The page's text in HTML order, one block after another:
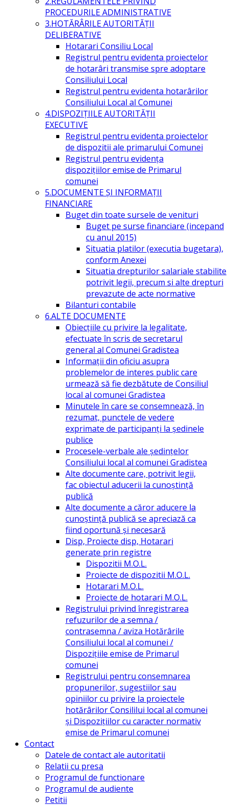
PROCEDURILE ADMINISTRATIVE
3.HOTĂRÂRILE AUTORITĂŢII
DELIBERATIVE
Hotarari Consiliu Local
Registrul pentru evidenta proiectelor
de hotarâri transmise spre adoptare
Consiliului Local
Registrul pentru evidenta hotarârilor
Consiliului Local al Comunei
4.DISPOZIŢIILE AUTORITĂŢII
EXECUTIVE
Registrul pentru evidenta proiectelor
de dispozitii ale primarului Comunei
Registrul pentru evidența
dispozițiilor emise de Primarul
comunei
5.DOCUMENTE ŞI INFORMAŢII
FINANCIARE
Buget din toate sursele de venituri
Buget pe surse financiare (incepand
cu anul 2015)
Situatia platilor (executia bugetara),
conform Anexei
Situatia drepturilor salariale stabilite
potrivit legii, precum si alte drepturi
prevazute de acte normative
Bilanturi contabile
6.ALTE DOCUMENTE
Obiecțiile cu privire la legalitate,
efectuate în scris de secretarul
general al Comunei Gradistea
Informații din oficiu asupra
problemelor de interes public care
urmează să fie dezbătute de Consiliul
local al comunei Gradistea
Minutele în care se consemnează, în
rezumat, punctele de vedere
exprimate de participanți la ședinele
publice
Procesele-verbale ale ședințelor
Consiliului local al comunei Gradistea
Alte documente care, potrivit legii,
fac obiectul aducerii la cunoștință
publică
Alte documente a căror aducere la
cunoștință publică se apreciază ca
fiind oportună și necesară
Disp, Proiecte disp, Hotarari
generate prin registre
Dispozitii M.O.L.
Proiecte de dispozitii M.O.L.
Hotarari M.O.L.
Proiecte de hotarari M.O.L.
Registrului privind înregistrarea
refuzurilor de a semna /
contrasemna / aviza Hotărârile
Consiliului local al comunei /
Dispozițiile emise de Primarul
comunei
Registrului pentru consemnarea
propunerilor, sugestiilor sau
opiniilor cu privire la proiectele
hotărârilor Consililui local al comunei
și Dispozițiilor cu caracter normativ
emise de Primarul comunei
Contact
Datele de contact ale autoritatii
Relatii cu presa
Programul de functionare
Programul de audiente
Petitii